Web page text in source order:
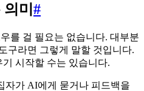
미 #
를 걸 필요는 없습니다. 대부분
구라면 그렇게 말할 것입니다.
시작할 수는 있습니다.
자가 AI에게 묻거나 피드백을